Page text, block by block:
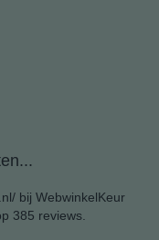
bij WebwinkelKeur
385 reviews.